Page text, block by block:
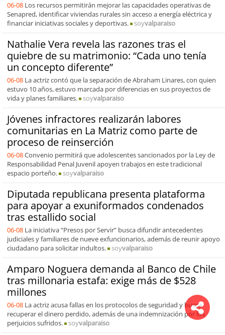
06-08 Los recursos permitirán mejorar las capacidades operativas de
Senapred, identificar viviendas rurales sin acceso a energía eléctrica y
financiar iniciativas sociales y deportivas.
soyvalparaiso
Nathalie Vera revela las razones tras el
quiebre de su matrimonio: “Cada uno tenía
un concepto diferente”
06-08 La actriz contó que la separación de Abraham Linares, con quien
estuvo 10 años, estuvo marcada por diferencias en sus proyectos de
vida y planes familiares.
soyvalparaiso
Jóvenes infractores realizarán labores
comunitarias en La Matriz como parte de
proceso de reinserción
06-08Convenio permitirá que adolescentes sancionados por la Ley de
Responsabilidad Penal Juvenil apoyen trabajos en este tradicional
espacio porteño.
soyvalparaiso
Diputada republicana presenta plataforma
para apoyar a exuniformados condenados
tras estallido social
06-08 La iniciativa “Presos por Servir” busca difundir antecedentes
judiciales y familiares de nueve exfuncionarios, además de reunir apoyo
ciudadano para solicitar indultos.
soyvalparaiso
Amparo Noguera demanda al Banco de Chile
tras millonaria estafa: exige más de $528
millones
06-08 La actriz acusa fallas en los protocolos de seguridad y busca
recuperar el dinero perdido, además de una indemnización por los
perjuicios sufridos.
soyvalparaiso